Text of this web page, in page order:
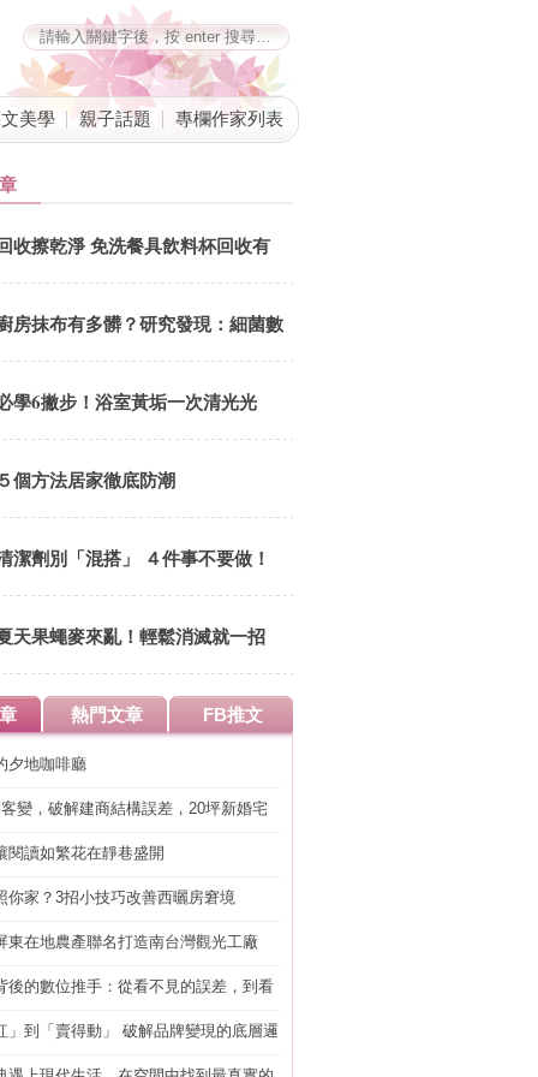
美學 親子話題 專欄作家列表
收擦乾淨 免洗餐具飲料杯回收有
步
房抹布有多髒？研究發現：細菌數
隨「這類食物」的消費頻率而增加
學6撇步！浴室黃垢一次清光光
５個方法居家徹底防潮
潔劑別「混搭」 ４件事不要做！
天果蠅麥來亂！輕鬆消滅就一招
熱門文章 FB推文
夕地咖啡廳
變，破解建商結構誤差，20坪新婚宅
閱讀如繁花在靜巷盛開
你家？3招小技巧改善西曬房窘境
東在地農產聯名打造南台灣觀光工廠
後的數位推手：從看不見的誤差，到看
」到「賣得動」 破解品牌變現的底層邏